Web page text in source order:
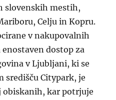
slovenskih mestih,
Celju in Kopru.
v nakupovalnih
dostop za
v Ljubljani, ki se
središču Citypark, je
obiskanih, kar potrjuje